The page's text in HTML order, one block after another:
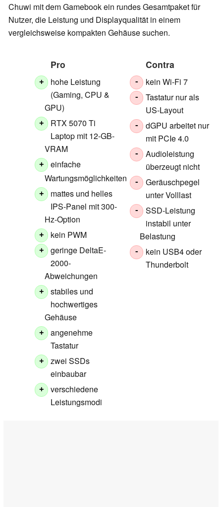
Chuwi mit dem Gamebook ein rundes Gesamtpaket für
Nutzer, die Leistung und Displayqualität in einem
vergleichsweise kompakten Gehäuse suchen.
Pro
+
hohe Leistung
(Gaming, CPU &
GPU)
+
RTX 5070 Ti
Laptop mit 12-GB-
VRAM
+
einfache
Wartungsmöglichkeiten
+
mattes und helles
IPS-Panel mit 300-
Hz-Option
+ kein PWM
+
geringe DeltaE-
2000-
Abweichungen
+
stabiles und
hochwertiges
Gehäuse
+
angenehme
Tastatur
+
zwei SSDs
einbaubar
+
verschiedene
Leistungsmodi
Contra
- kein Wi-Fi 7
-
Tastatur nur als
US-Layout
-
dGPU arbeitet nur
mit PCIe 4.0
-
Audioleistung
überzeugt nicht
-
Geräuschpegel
unter Volllast
-
SSD-Leistung
instabil unter
Belastung
-
kein USB4 oder
Thunderbolt